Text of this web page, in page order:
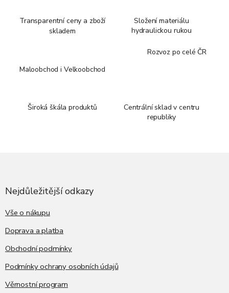
Transparentní ceny a zboží
skladem
Složení materiálu
hydraulickou rukou
Maloobchod i Velkoobchod
Rozvoz po celé ČR
Široká škála produktů
Centrální sklad v centru
republiky
Nejdůležitější odkazy
Vše o nákupu
Doprava a platba
Obchodní podmínky
Podmínky ochrany osobních údajů
Věrnostní program